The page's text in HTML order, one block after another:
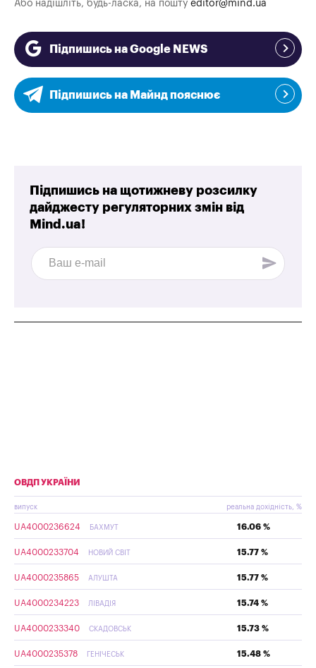
Або надішліть, будь-ласка, на пошту editor@mind.ua
Підпишись на Google NEWS
Підпишись на Майнд пояснює
Підпишись на щотижневу розсилку
дайджесту регуляторних змін від
Mind.ua!
ОВДП УКРАЇНИ
випуск реальна дохідність, %
UA4000236624 БАХМУТ 16.06 %
UA4000233704 НОВИЙ СВІТ 15.77 %
UA4000235865 АЛУШТА 15.77 %
UA4000234223 ЛІВАДІЯ 15.74 %
UA4000233340 СКАДОВСЬК 15.73 %
UA4000235378 ГЕНІЧЕСЬК 15.48 %